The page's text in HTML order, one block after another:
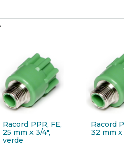
Racord PPR, FE,
25 mm x 3/4",
verde
Racord
32 mm x